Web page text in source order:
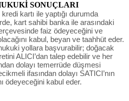
SONUÇLARI
kartı ile yaptığı durumda
kart sahibi banka ile arasındaki
faiz ödeyeceğini ve
kabul, beyan ve taahhüt eder.
yollara başvurabilir; doğacak
ALICI’dan talep edebilir ve her
dolayı temerrüde düşmesi
ifasından dolayı SATICI’nın
ödeyeceğini kabul eder.